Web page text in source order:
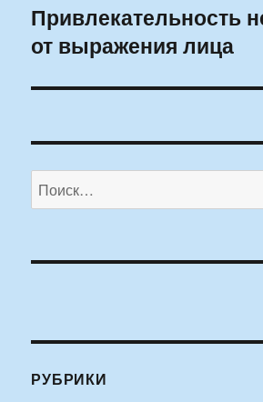
Следующая
запись:
Привлекательность
от выражения лица
Искать:
РУБРИКИ